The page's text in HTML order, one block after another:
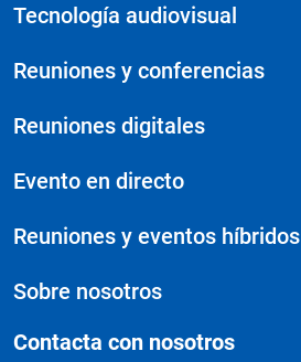
Tecnología audiovisual
Reuniones y conferencias
Reuniones digitales
Evento en directo
Reuniones y eventos híbridos
Sobre nosotros
Contacta con nosotros